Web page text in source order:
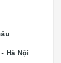
Hà Nội